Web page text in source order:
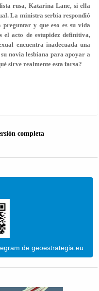
rusa, Katarina Lane, si ella
La ministra serbia respondió
y que eso es su vida
el acto de estupidez definitiva,
encuentra inadecuada una
novia lesbiana para apoyar a
sirve realmente esta farsa?
completa
de geoestrategia.eu